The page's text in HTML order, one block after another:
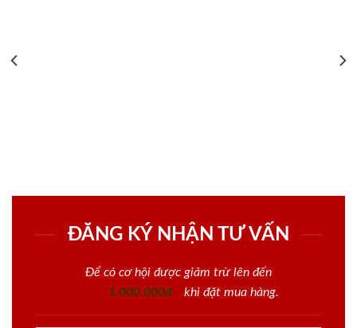
ĐĂNG KÝ NHẬN TƯ VẤN
Để có cơ hội được giảm trừ lên đến
1.000.000đ
khi đặt mua hàng.